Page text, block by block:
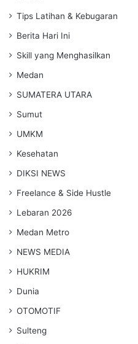
Tips Latihan & Kebugaran
Berita Hari Ini
Skill yang Menghasilkan
Medan
SUMATERA UTARA
Sumut
UMKM
Kesehatan
DIKSI NEWS
Freelance & Side Hustle
Lebaran 2026
Medan Metro
NEWS MEDIA
HUKRIM
Dunia
OTOMOTIF
Sulteng